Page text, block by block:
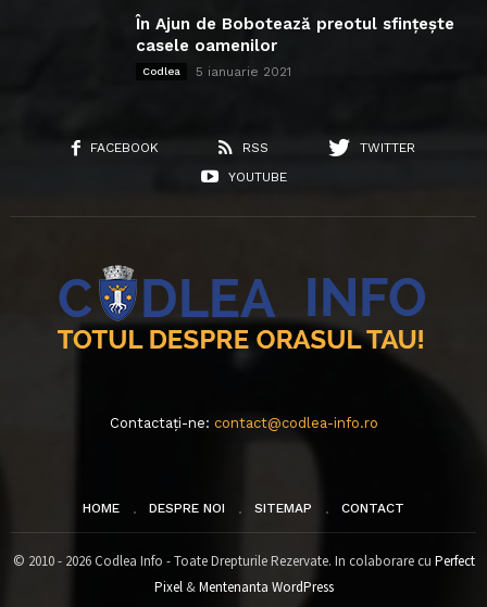
În Ajun de Bobotează preotul sfințește
casele oamenilor
Codlea 5 ianuarie 2021
FACEBOOK RSS
TWITTER
YOUTUBE
Contactați-ne: contact@codlea-info.ro
HOME DESPRE NOI SITEMAP CONTACT
© 2010 - 2026 Codlea Info - Toate Drepturile Rezervate. In colaborare cu Perfect
Pixel&Mentenanta WordPress